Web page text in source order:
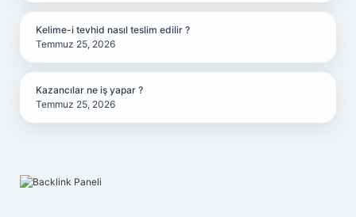
Kelime-i tevhid nasıl teslim edilir ?
Temmuz 25, 2026
Kazancılar ne iş yapar ?
Temmuz 25, 2026